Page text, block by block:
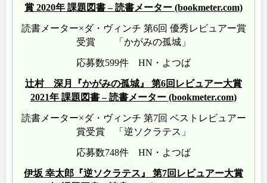
賞 2020年 課題図書 – 読書メーター (bookmeter.com)
読書メーター×ダ・ヴィンチ 第6回 優秀レビュアー賞
受賞 「かがみの孤城」
応募数599件 HN・よつば
辻村 深月『かがみの孤城』 第6回レビュアー大賞
2021年 課題図書 – 読書メーター (bookmeter.com)
読書メーター×ダ・ヴィンチ 第7回 ベストレビュアー
賞受賞 「逆ソクラテス」
応募数748件 HN・よつば
伊坂 幸太郎『逆ソクラテス』 第7回レビュアー大賞